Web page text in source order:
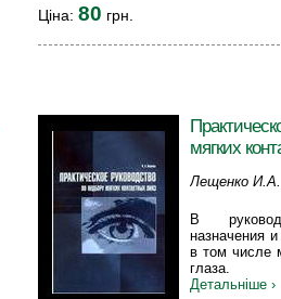
Ціна:80 грн.
мягких
Лещенко И.А.
В
назначения
в том числе
глаза.
Детальніше ›